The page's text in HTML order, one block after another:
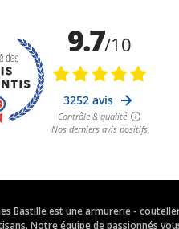
Bastille est une armurerie -
Notre équipe de passionnés